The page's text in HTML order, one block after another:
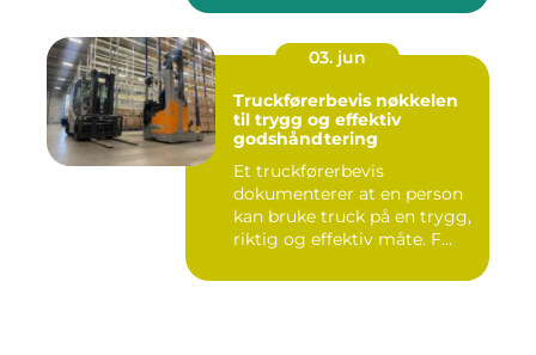
03. jun
Truckførerbevis nøkkelen
til trygg og effektiv
godshåndtering
Et truckførerbevis
dokumenterer at en person
kan bruke truck på en trygg,
riktig og effektiv måte. F...